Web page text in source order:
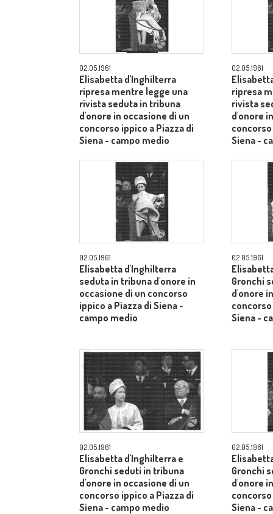
02.05.1961
Elisabetta d'Inghilterra
ripresa mentre legge una
rivista seduta in tribuna
d'onore in occasione di un
concorso ippico a Piazza di
Siena - campo medio
02.05.1961
ripresa
rivista
d'onore
Siena -
02.05.1961
Elisabetta d'Inghilterra
seduta in tribuna d'onore in
occasione di un concorso
ippico a Piazza di Siena -
campo medio
02.05.1961
Gronchi
d'onore
Siena -
02.05.1961
Elisabetta d'Inghilterra e
Gronchi seduti in tribuna
d'onore in occasione di un
concorso ippico a Piazza di
Siena - campo medio
02.05.1961
Gronchi
d'onore
Siena -